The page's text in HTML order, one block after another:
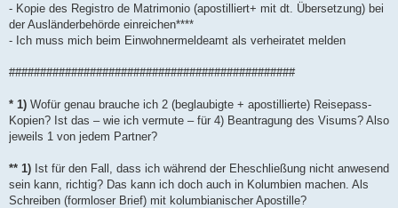
- Kopie des Registro de Matrimonio (apostilliert+ mit dt. Übersetzung) bei
der Ausländerbehörde einreichen****
- Ich muss mich beim Einwohnermeldeamt als verheiratet melden
##############################################
* 1) Wofür genau brauche ich 2 (beglaubigte + apostillierte) Reisepass-
Kopien? Ist das – wie ich vermute – für 4) Beantragung des Visums? Also
jeweils 1 von jedem Partner?
** 1) Ist für den Fall, dass ich während der Eheschließung nicht anwesend
sein kann, richtig? Das kann ich doch auch in Kolumbien machen. Als
Schreiben (formloser Brief) mit kolumbianischer Apostille?